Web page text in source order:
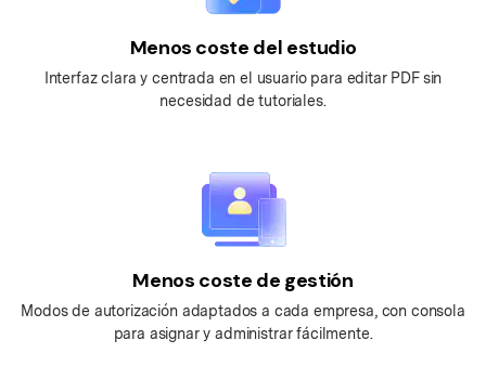
Menos coste del estudio
Interfaz clara y centrada en el usuario para editar PDF sin
necesidad de tutoriales.
Menos coste de gestión
Modos de autorización adaptados a cada empresa, con consola
para asignar y administrar fácilmente.